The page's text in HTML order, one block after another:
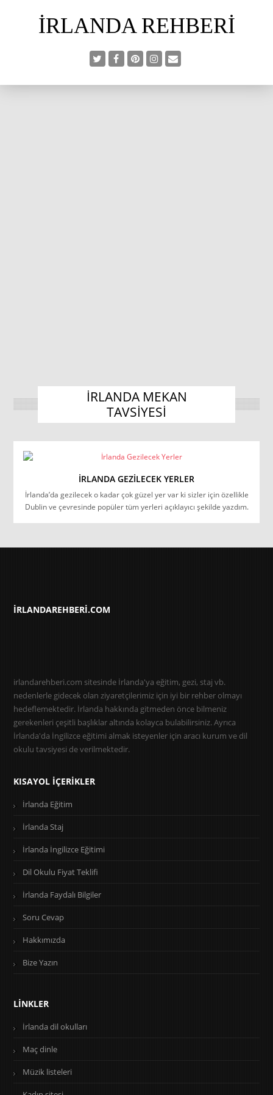
İRLANDA REHBERI
IRLANDA MEKAN
TAVSIYESI
İRLANDA GEZILECEK YERLER
İrlanda’da gezilecek o kadar çok güzel yer var ki sizler için özellikle
Dublin ve çevresinde popüler tüm yerleri açıklayıcı şekilde yazdım.
IRLANDAREHBERI.COM
irlandarehberi.com sitesinde İrlanda'ya eğitim, gezi, staj vb.
nedenlerle gidecek olan ziyaretçilerimiz için iyi bir rehber olmayı
hedeflemektedir. İrlanda hakkında gitmeden önce bilmeniz
gerekenleri çeşitli başlıklar altında kolayca bulabilirsiniz. Ayrıca
İrlanda'da İngilizce eğitimi almak isteyenler için aracı kurum ve dil
okulu tavsiyesi de verilmektedir.
KISAYOL İÇERIKLER
İrlanda Eğitim
İrlanda Staj
İrlanda İngilizce Eğitimi
Dil Okulu Fiyat Teklifi
İrlanda Faydalı Bilgiler
Soru Cevap
Hakkımızda
Bize Yazın
LINKLER
İrlanda dil okulları
Maç dinle
Müzik listeleri